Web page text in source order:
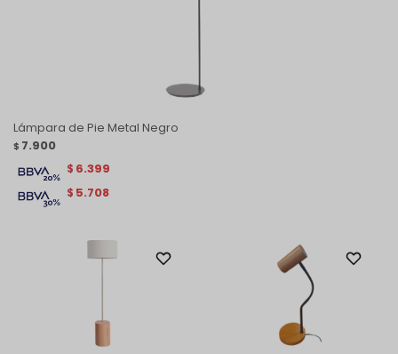
Lámpara de Pie Metal Negro
$ 7.900
$ 5.708
$ 6.399